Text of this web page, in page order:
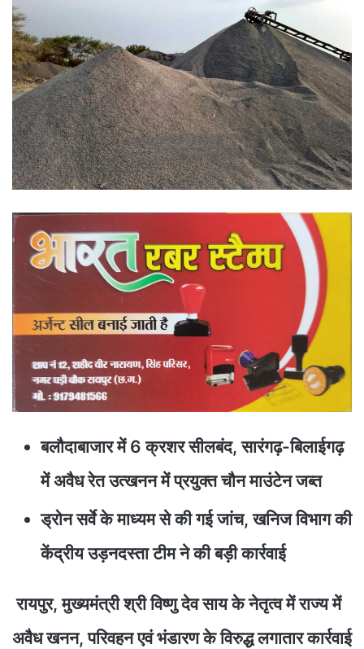
बलौदाबाजार में 6 क्रशर सीलबंद, सारंगढ़-बिलाईगढ़
में अवैध रेत उत्खनन में प्रयुक्त चौन माउंटेन जब्त
ड्रोन सर्वे के माध्यम से की गई जांच, खनिज विभाग की
केंद्रीय उड़नदस्ता टीम ने की बड़ी कार्रवाई
रायपुर, मुख्यमंत्री श्री विष्णु देव साय के नेतृत्व में राज्य में
अवैध खनन, परिवहन एवं भंडारण के विरुद्ध लगातार कार्रवाई